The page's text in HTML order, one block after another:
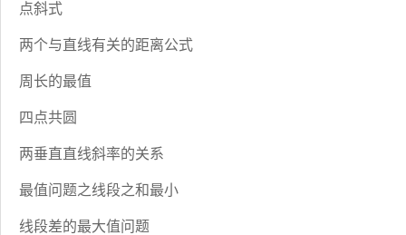
点斜式
两个与直线有关的距离公式
周长的最值
四点共圆
两垂直直线斜率的关系
最值问题之线段之和最小
线段差的最大值问题